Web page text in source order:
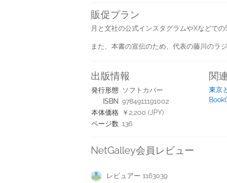
販促プラン
月と文社の公式インスタグラムやXなどで
また、本書の宣伝のため、代表の藤川のラ
出版情報
発行形態 ソフトカバー
ISBN 9784911191002
本体価格
￥2,200 (JPY)
ページ数 136
関
東京
NetGalley会員レビュー
レビュアー 1163039